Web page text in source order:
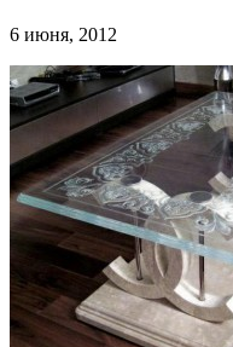
6 июня, 2012